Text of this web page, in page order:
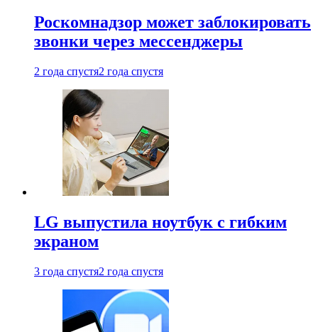
Роскомнадзор может заблокировать
звонки через мессенджеры
2 года спустя2 года спустя
LG выпустила ноутбук с гибким
экраном
3 года спустя2 года спустя